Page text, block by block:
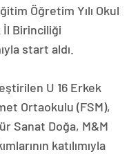
Öğretim Yılı Okul
İl Birinciliği
start aldı.
U 16 Erkek
Ortaokulu (FSM),
Sanat Doğa, M&M
katılımıyla